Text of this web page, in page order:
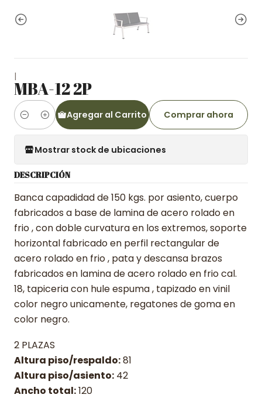
|
MBA-12 2P
Cantidad
Agregar al Carrito Comprar ahora
Mostrar stock de ubicaciones
DESCRIPCIÓN
Banca capadidad de 150 kgs. por asiento, cuerpo
fabricados a base de lamina de acero rolado en
frio , con doble curvatura en los extremos, soporte
horizontal fabricado en perfil rectangular de
acero rolado en frio , pata y descansa brazos
fabricados en lamina de acero rolado en frio cal.
18, tapiceria con hule espuma , tapizado en vinil
color negro unicamente, regatones de goma en
color negro.
2 PLAZAS
Altura piso/respaldo:81
Altura piso/asiento: 42
Ancho total:120